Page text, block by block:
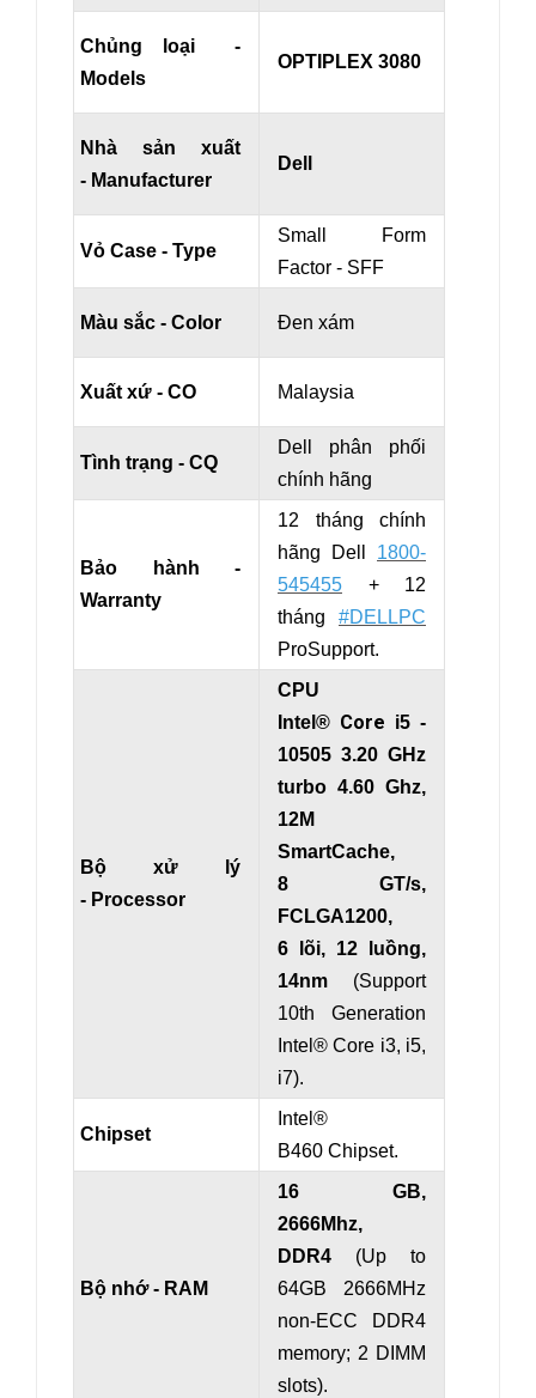
Chủng loại -
Models
OPTIPLEX 3080
Nhà sản xuất
- Manufacturer
Dell
Vỏ Case - Type
Small Form
Factor - SFF
Màu sắc - Color Đen xám
Xuất xứ - CO Malaysia
Tình trạng - CQ
Dell phân phối
chính hãng
Bảo hành -
Warranty
12 tháng chính
hãng Dell
1800-
545455
+ 12
tháng #DELLPC
ProSupport.
Bộ xử lý
- Processor
CPU
Intel® Core i5 -
10505 3.20 GHz
turbo 4.60 Ghz,
12M
SmartCache,
8 GT/s,
FCLGA1200,
6 lõi, 12 luồng,
14nm (Support
10th Generation
Intel® Core i3, i5,
i7).
Chipset
Intel®
B460 Chipset.
Bộ nhớ - RAM
16 GB,
2666Mhz,
DDR4
(Up to
64GB 2666MHz
non-ECC DDR4
memory; 2 DIMM
slots).